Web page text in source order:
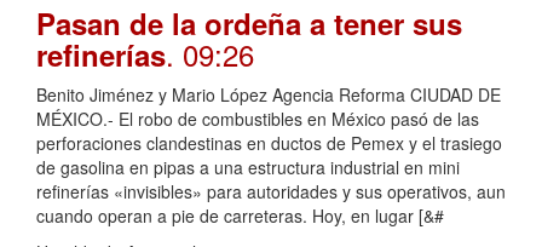
Pasan de la ordeña a tener sus
refinerías. 09:26
Benito Jiménez y Mario López Agencia Reforma CIUDAD DE
MÉXICO.- El robo de combustibles en México pasó de las
perforaciones clandestinas en ductos de Pemex y el trasiego
de gasolina en pipas a una estructura industrial en mini
refinerías «invisibles» para autoridades y sus operativos, aun
cuando operan a pie de carreteras. Hoy, en lugar [&#